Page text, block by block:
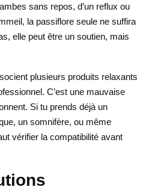
sans repos, d’un reflux ou
la passiflore seule ne suffira
elle peut être un soutien, mais
plusieurs produits relaxants
C’est une mauvaise
Si tu prends déjà un
un somnifère, ou même
vérifier la compatibilité avant